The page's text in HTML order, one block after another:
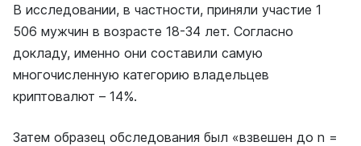
В исследовании, в частности, приняли участие 1
506 мужчин в возрасте 18-34 лет. Согласно
докладу, именно они составили самую
многочисленную категорию владельцев
криптовалют – 14%.
Затем образец обследования был «взвешен до n =